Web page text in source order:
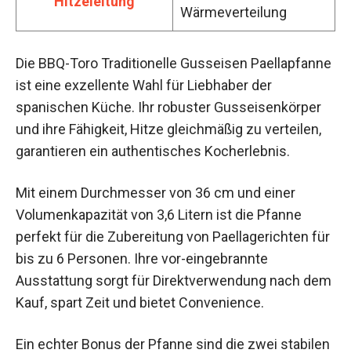
Wärmeverteilung
Die BBQ-Toro Traditionelle Gusseisen Paellapfanne
ist eine exzellente Wahl für Liebhaber der
spanischen Küche. Ihr robuster Gusseisenkörper
und ihre Fähigkeit, Hitze gleichmäßig zu verteilen,
garantieren ein authentisches Kocherlebnis.
Mit einem Durchmesser von 36 cm und einer
Volumenkapazität von 3,6 Litern ist die Pfanne
perfekt für die Zubereitung von Paellagerichten für
bis zu 6 Personen. Ihre vor-eingebrannte
Ausstattung sorgt für Direktverwendung nach dem
Kauf, spart Zeit und bietet Convenience.
Ein echter Bonus der Pfanne sind die zwei stabilen